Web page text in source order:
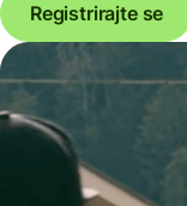
Registrirajte se